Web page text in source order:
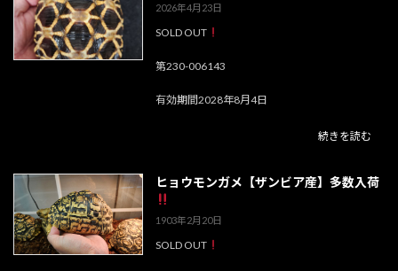
2026年4月23日
SOLD OUT
第230-006143
有効期間2028年8月4日
続きを読む
ヒョウモンガメ【ザンビア産】多数入荷
1903年2月20日
SOLD OUT